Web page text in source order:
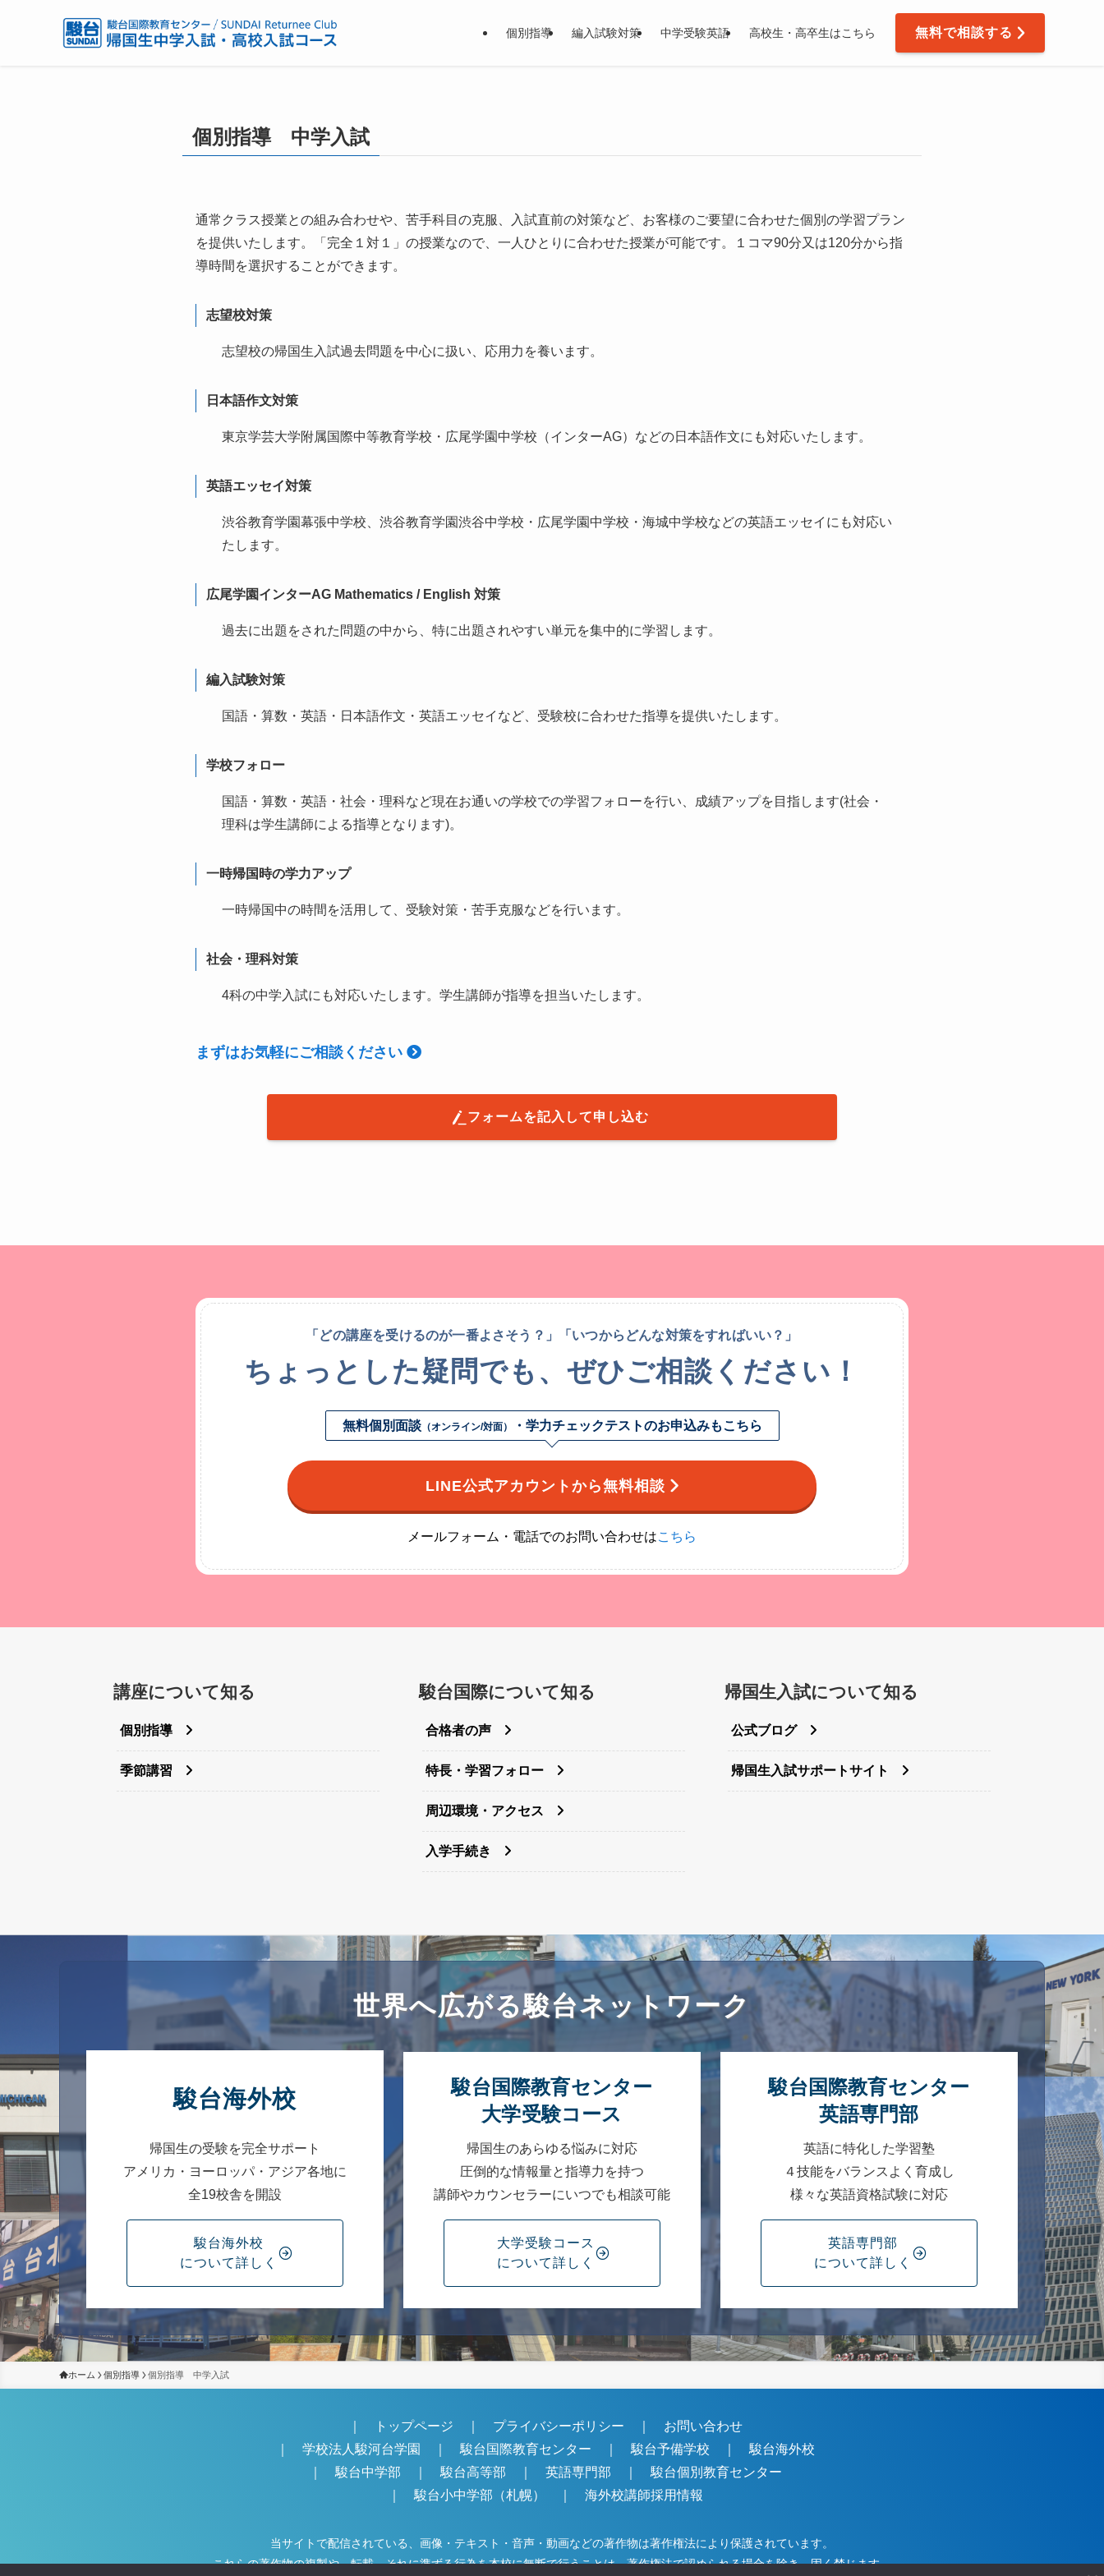
個別指導 編入試験対策 中学受験英語 高校生・高卒生はこちら 無料で相談する
個別指導 中学入試
通常クラス授業との組み合わせや、苦手科目の克服、入試直前の対策など、お客様のご要望に合わせた個別の学習プラン
を提供いたします。「完全１対１」の授業なので、一人ひとりに合わせた授業が可能です。１コマ90分又は120分から指
導時間を選択することができます。
志望校対策
志望校の帰国生入試過去問題を中心に扱い、応用力を養います。
日本語作文対策
東京学芸大学附属国際中等教育学校・広尾学園中学校（インターAG）などの日本語作文にも対応いたします。
英語エッセイ対策
渋谷教育学園幕張中学校、渋谷教育学園渋谷中学校・広尾学園中学校・海城中学校などの英語エッセイにも対応い
たします。
広尾学園インターAG Mathematics / English 対策
過去に出題をされた問題の中から、特に出題されやすい単元を集中的に学習します。
編入試験対策
国語・算数・英語・日本語作文・英語エッセイなど、受験校に合わせた指導を提供いたします。
学校フォロー
国語・算数・英語・社会・理科など現在お通いの学校での学習フォローを行い、成績アップを目指します(社会・
理科は学生講師による指導となります)。
一時帰国時の学力アップ
一時帰国中の時間を活用して、受験対策・苦手克服などを行います。
社会・理科対策
4科の中学入試にも対応いたします。学生講師が指導を担当いたします。
まずはお気軽にご相談ください
フォームを記入して申し込む
「どの講座を受けるのが一番よさそう？」「いつからどんな対策をすればいい？」
ちょっとした疑問でも、ぜひご相談ください！
無料個別面談（オンライン/対面） ・学力チェックテストのお申込みもこちら
LINE公式アカウントから無料相談
メールフォーム・電話でのお問い合わせはこちら
講座について知る
個別指導
季節講習
駿台国際について知る
合格者の声
特長・学習フォロー
周辺環境・アクセス
入学手続き
帰国生入試について知る
公式ブログ
帰国生入試サポートサイト
世界へ広がる駿台ネットワーク
駿台海外校
帰国生の受験を完全サポート
アメリカ・ヨーロッパ・アジア各地に
全19校舎を開設
駿台海外校
について詳しく
駿台国際教育センター
大学受験コース
帰国生のあらゆる悩みに対応
圧倒的な情報量と指導力を持つ
講師やカウンセラーにいつでも相談可能
大学受験コース
について詳しく
駿台国際教育センター
英語専門部
英語に特化した学習塾
４技能をバランスよく育成し
様々な英語資格試験に対応
英語専門部
について詳しく
ホーム 個別指導 個別指導 中学入試
トップページ プライバシーポリシー
お問い合わせ
学校法人駿河台学園 駿台国際教育センター 駿台予備学校
駿台海外校
駿台中学部 駿台高等部 英語専門部
駿台個別教育センター
駿台小中学部（札幌） 海外校講師採用情報
当サイトで配信されている、画像・テキスト・音声・動画などの著作物は著作権法により保護されています。
これらの著作物の複製や、転載、それに準ずる行為を本校に無断で行うことは、著作権法で認められる場合を除き、固く禁じます。